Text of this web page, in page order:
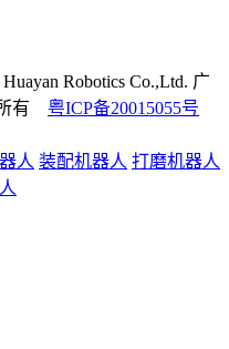
Robotics Co.,Ltd. 广
有 粤ICP备20015055号
人 装配机器人 打磨机器人